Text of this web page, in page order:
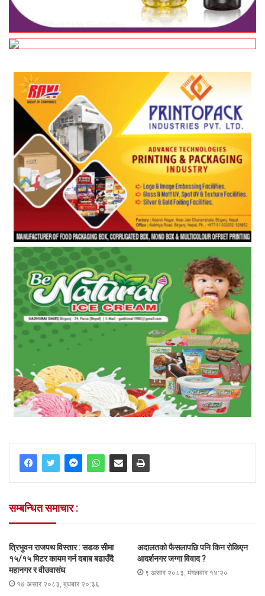
सम्बन्धित समाचार :
त्रिभुवन राजपथ विस्तार : सडक सीमा
१५/१५ मिटर कायम गर्न दबाब बढाउँदै
महानगर र वीउवासंघ
१७ असार २०८३, बुधबार २०:३६
अदालतको फैसलापछि पनि किन रोकिएन
आदर्शनगर जग्गा विवाद ?
९ असार २०८३, मंगलवार १४:२०